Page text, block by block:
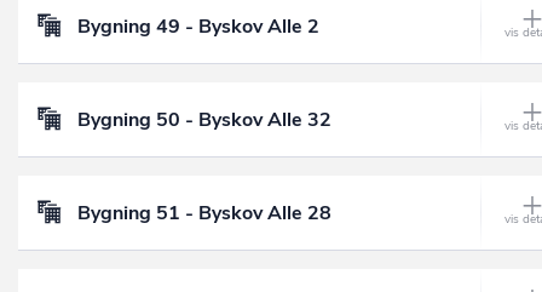
Bygning 49 - Byskov Alle 2
Bygning 50 - Byskov Alle 32
Bygning 51 - Byskov Alle 28